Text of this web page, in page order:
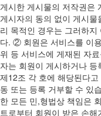
게시한 게시물의 저작권은
게시자의 동의 없이 게시
리 목적인 경우는 그러하
다. ② 회원은 서비스를 이
위 등 서비스에 게재된 자
자는 회원이 게시하거나
제12조 각 호에 해당된다
동 또는 등록 거부할 수 있
한 모든 민,형법상 책임은
트로부터 회원이 받은 손